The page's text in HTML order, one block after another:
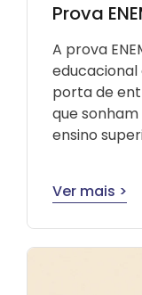
Prova
A prova
educacional
porta de
que
ensino
Ver mais >